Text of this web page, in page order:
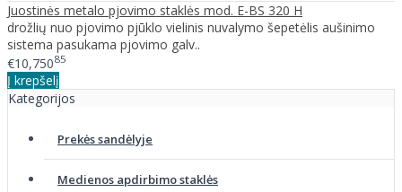
Juostinės metalo pjovimo staklės mod. E-BS 320 H
drožlių nuo pjovimo pjūklo vielinis nuvalymo šepetėlis aušinimo
sistema pasukama pjovimo galv..
€10,75085
Į krepšelį
Kategorijos
Prekės sandėlyje
Medienos apdirbimo staklės